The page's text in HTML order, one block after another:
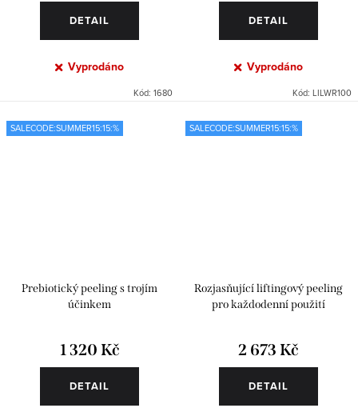
DETAIL
Vyprodáno
Kód: 1680
DETAIL
Vyprodáno
Kód: LILWR100
SALECODE:SUMMER15:15:%
Prebiotický peeling s trojím
účinkem
1 320 Kč
DETAIL
SALECODE:SUMMER15:15:%
Rozjasňující liftingový peeling
pro každodenní použití
2 673 Kč
DETAIL